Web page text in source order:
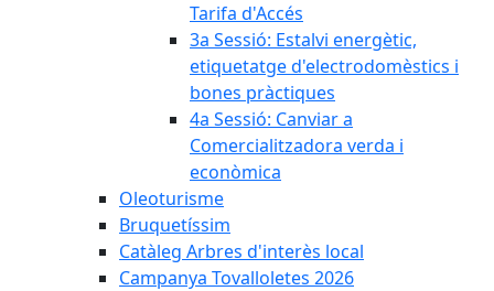
Tarifa d'Accés
3a Sessió: Estalvi energètic,
etiquetatge d'electrodomèstics i
bones pràctiques
4a Sessió: Canviar a
Comercialitzadora verda i
econòmica
Oleoturisme
Bruquetíssim
Catàleg Arbres d'interès local
Campanya Tovalloletes 2026